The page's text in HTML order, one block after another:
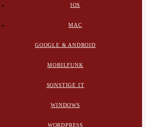
IOS
MAC
GOOGLE & ANDROID
MOBILFUNK
SONSTIGE IT
WINDOWS
WORDPRESS